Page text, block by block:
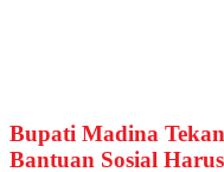
Bupati Madina
Bantuan Sosial